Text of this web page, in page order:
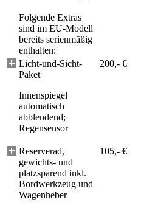
Folgende Extras
sind im EU-Modell
bereits serienmäßig
enthalten:
Licht-und-Sicht-
Paket
Innenspiegel
automatisch
abblendend;
Regensensor
200,- €
Reserverad,
gewichts- und
platzsparend inkl.
Bordwerkzeug und
Wagenheber
105,- €